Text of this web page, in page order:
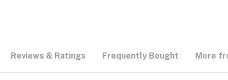
Reviews & Ratings Frequently Bought More